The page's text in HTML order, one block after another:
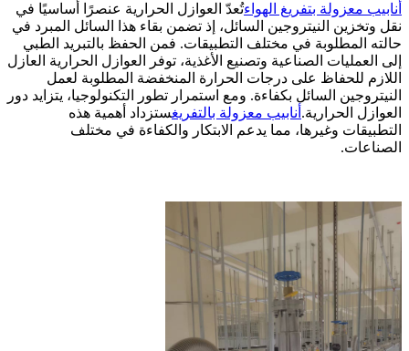
أنابيب معزولة بتفريغ الهواءتُعدّ العوازل الحرارية عنصرًا أساسيًا في
نقل وتخزين النيتروجين السائل، إذ تضمن بقاء هذا السائل المبرد في
حالته المطلوبة في مختلف التطبيقات. فمن الحفظ بالتبريد الطبي
إلى العمليات الصناعية وتصنيع الأغذية، توفر العوازل الحرارية العازل
اللازم للحفاظ على درجات الحرارة المنخفضة المطلوبة لعمل
النيتروجين السائل بكفاءة. ومع استمرار تطور التكنولوجيا، يتزايد دور
العوازل الحرارية. أنابيب معزولة بالتفريغستزداد أهمية هذه
التطبيقات وغيرها، مما يدعم الابتكار والكفاءة في مختلف
الصناعات.